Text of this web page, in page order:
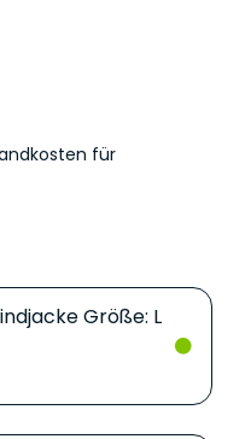
für
Größe: L